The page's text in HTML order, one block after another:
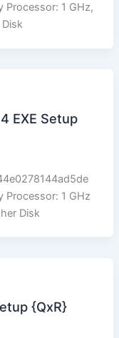
1 GHz,
EXE Setup
1 GHz
Disk
{QxR}